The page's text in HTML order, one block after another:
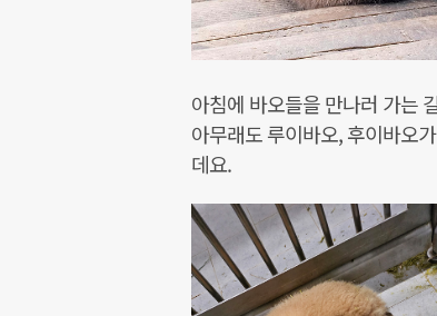
아침에 바오들을 만나러 가는
아무래도 루이바오, 후이바오
데요.